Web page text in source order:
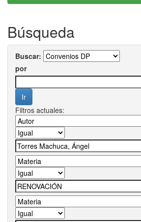
Búsqueda
Buscar:
por
Filtros actuales: